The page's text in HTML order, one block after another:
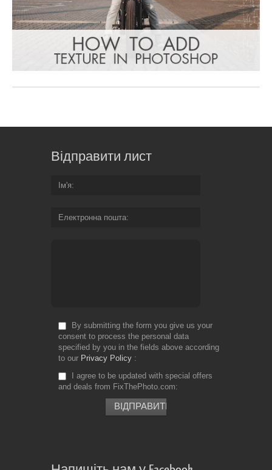
Відправити лист
Ім'я
Електронна пошта
By submitting the form you give us your
consent to process the personal data
specified by you in the fields above according
to our Privacy Policy
I agree to be updated with special offers
and deals from FixThePhoto.com